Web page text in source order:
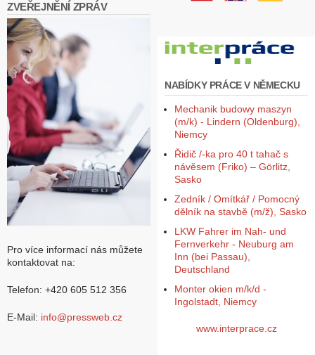
ZVEŘEJNĚNÍ ZPRÁV
Pro více informací nás můžete
kontaktovat na:
Telefon: +420 605 512 356
E-Mail: info@pressweb.cz
NABÍDKY PRÁCE V NĚMECKU
Mechanik budowy maszyn
(m/k) - Lindern (Oldenburg),
Niemcy
Řidič /-ka pro 40 t tahač s
návěsem (Friko) – Görlitz,
Sasko
Zedník / Omítkář / Pomocný
dělník na stavbě (m/ž), Sasko
LKW Fahrer im Nah- und
Fernverkehr - Neuburg am
Inn (bei Passau),
Deutschland
Monter okien m/k/d -
Ingolstadt, Niemcy
www.interprace.cz